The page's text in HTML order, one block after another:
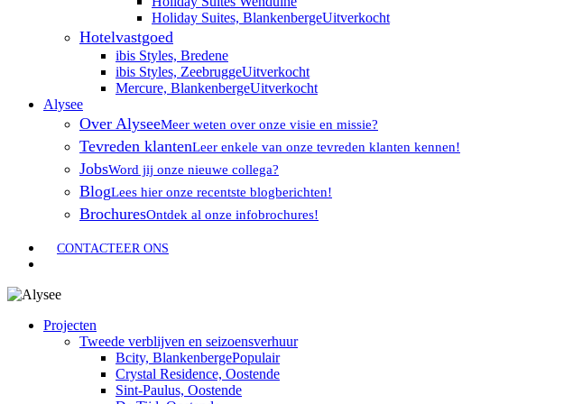
Holiday Suites, BlankenbergeUitverkocht
Hotelvastgoed
ibis Styles, Bredene
ibis Styles, ZeebruggeUitverkocht
Mercure, BlankenbergeUitverkocht
Alysee
Over AlyseeMeer weten over onze visie en missie?
Tevreden klantenLeer enkele van onze tevreden klanten kennen!
JobsWord jij onze nieuwe collega?
BlogLees hier onze recentste blogberichten!
BrochuresOntdek al onze infobrochures!
CONTACTEER ONS
Projecten
Tweede verblijven en seizoensverhuur
Bcity, BlankenbergePopulair
Crystal Residence, Oostende
Sint-Paulus, Oostende